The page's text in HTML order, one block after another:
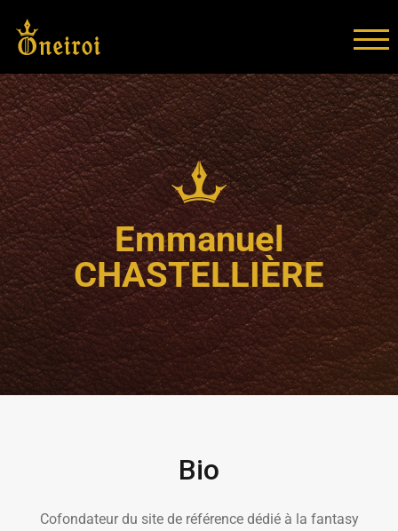
Emmanuel
CHASTELLIÈRE
Bio
Cofondateur du site de référence dédié à la fantasy